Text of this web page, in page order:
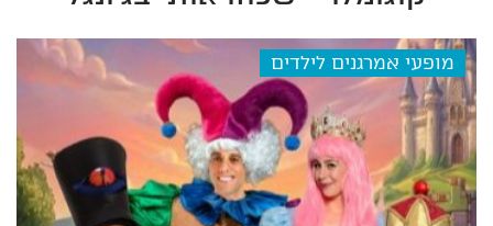
מופעי אמרגנים לילדים